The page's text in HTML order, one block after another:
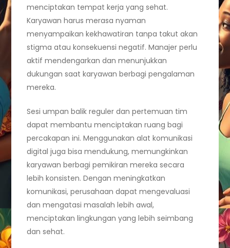
menciptakan tempat kerja yang sehat.
Karyawan harus merasa nyaman
menyampaikan kekhawatiran tanpa takut akan
stigma atau konsekuensi negatif. Manajer perlu
aktif mendengarkan dan menunjukkan
dukungan saat karyawan berbagi pengalaman
mereka.
Sesi umpan balik reguler dan pertemuan tim
dapat membantu menciptakan ruang bagi
percakapan ini. Menggunakan alat komunikasi
digital juga bisa mendukung, memungkinkan
karyawan berbagi pemikiran mereka secara
lebih konsisten. Dengan meningkatkan
komunikasi, perusahaan dapat mengevaluasi
dan mengatasi masalah lebih awal,
menciptakan lingkungan yang lebih seimbang
dan sehat.